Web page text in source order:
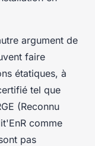
argument de
faire
étatiques, à
tel que
(Reconnu
comme
pas